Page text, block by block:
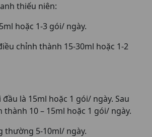
thiếu niên:
hoặc 1-3 gói/ ngày.
chỉnh thành 15-30ml hoặc 1-2
là 15ml hoặc 1 gói/ ngày. Sau
thành 10 – 15ml hoặc 1 gói/ ngày.
thường 5-10ml/ ngày.